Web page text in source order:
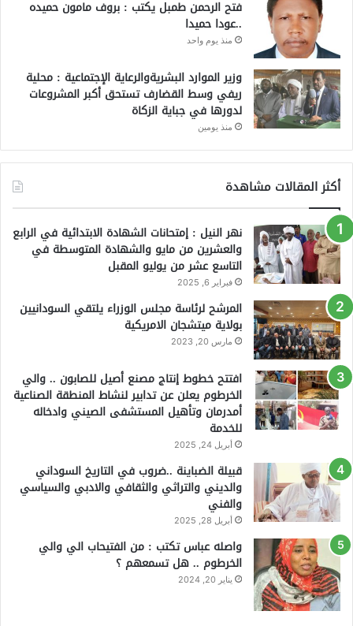
فتح الرحمن طمبل يكتب : بروف مامون حميده
..عودا حميدا
منذ يوم واحد
وزير الموارد البشريةوالرعاية الإجتماعية : محلية
ريفي وسط القضارف تستحق أكبر المشروعات
لدورها في جباية الزكاة
منذ يومين
أكثر المقالات مشاهدة
نهر النيل : إمتحانات الشهادة الابتدائية في الرابع
والعشرين من مايو والشهادة المتوسطة في
التاسع عشر من يوليو المقبل
فبراير 6, 2025
المرشح لرئاسة مجلس الوزراء يلتقي السودانيين
بولاية ميتشجان الامريكية
مارس 20, 2023
افتتح خطوط إنتاج مصنع أصيل للصابون .. والي
الخرطوم يعلن عن تدابير لنشاط المنطقة الصناعية
أمدرمان وتأهيل المستشفى الصيني وادخاله
للخدمة
أبريل 24, 2025
قبيلة الضباينة ..ضروب في التاريخ السوداني
والديني والتراثي والثقافي والادبي والسياسي
والفني
أبريل 28, 2025
واصله عباس تكتب : من الفتيحاب الي والي
الخرطوم .. هل تسمعهم ؟
يناير 20, 2024